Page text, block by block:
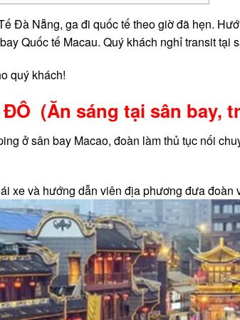
Đà Nẵng, ga đi quốc tế theo giờ đã hẹn.
Quốc tế Macau. Quý khách nghỉ transit tại
quý khách!
ĐÔ (Ăn sáng tại sân bay,
ở sân bay Macao, đoàn làm thủ tục nối
xe và hướng dẫn viên địa phương đưa